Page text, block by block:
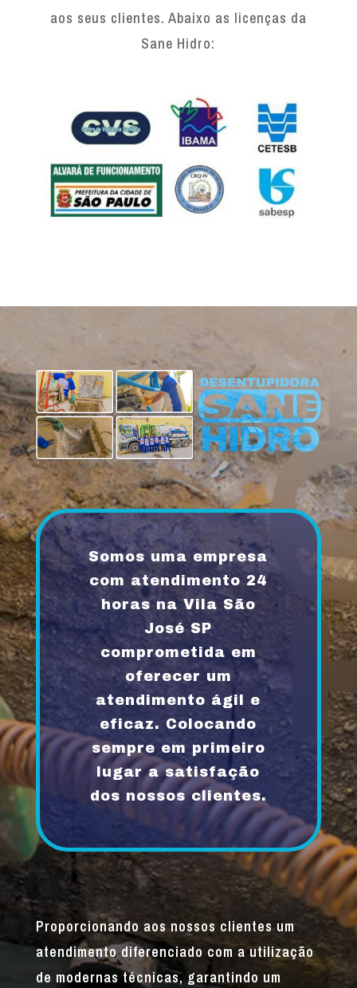
aos seus clientes. Abaixo as licenças da
Sane Hidro:
Somos uma empresa
com atendimento 24
horas na Vila São
José SP
comprometida em
oferecer um
atendimento ágil e
eficaz. Colocando
sempre em primeiro
lugar a satisfação
dos nossos clientes.
Proporcionando aos nossos clientes um
atendimento diferenciado com a utilização
de modernas técnicas, garantindo um